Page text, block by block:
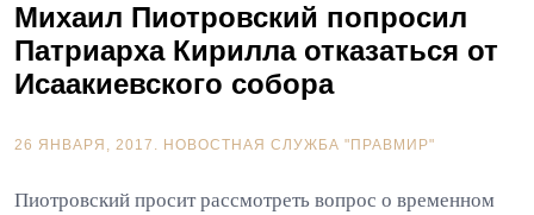
Михаил Пиотровский попросил
Патриарха Кирилла отказаться от
Исаакиевского собора
26 ЯНВАРЯ, 2017. НОВОСТНАЯ СЛУЖБА "ПРАВМИР"
Пиотровский просит рассмотреть вопрос о временном